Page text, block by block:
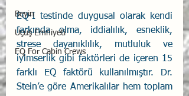
Beyin
Uçuş Emniyeti
EQ For Cabin Crews
EQ-I testinde duygusal olarak kendi
farkında olma, iddialılık, esneklik,
strese dayanıklılık, mutluluk ve
iyimserlik gibi faktörleri de içeren 15
farklı EQ faktörü kullanılmıştır. Dr.
Stein’e göre Amerikalılar hem toplam